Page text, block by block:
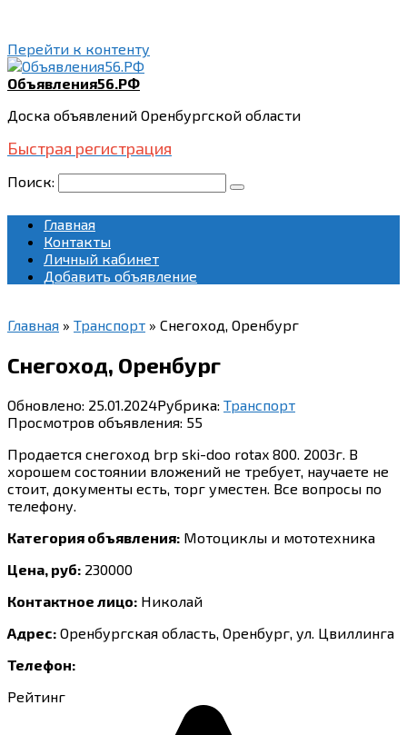
Перейти к контенту
Объявления56.РФ
Доска объявлений Оренбургской области
Быстрая регистрация
Поиск:
Главная
Контакты
Личный кабинет
Добавить объявление
Главная » Транспорт » Снегоход, Оренбург
Снегоход, Оренбург
Обновлено: 25.01.2024Рубрика: Транспорт
Просмотров объявления: 55
Продается снегоход brp ski-doo rotax 800. 2003г. В
хорошем состоянии вложений не требует, научаете не
стоит, документы есть, торг уместен. Все вопросы по
телефону.
Категория объявления: Мотоциклы и мототехника
Цена, руб: 230000
Контактное лицо: Николай
Адрес: Оренбургская область, Оренбург, ул. Цвиллинга
Телефон:
Рейтинг